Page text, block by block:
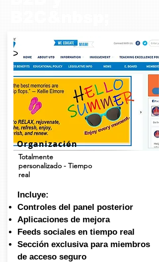
Organización
Totalmente
personalizado - Tiempo
real
Incluye:
Controles del panel posterior
Aplicaciones de mejora
Feeds sociales en tiempo real
Sección exclusiva para miembros
de acceso seguro